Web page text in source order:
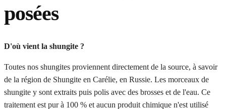
posées
D'où vient la shungite ?
Toutes nos shungites proviennent directement de la source, à savoir
de la région de Shungite en Carélie, en Russie. Les morceaux de
shungite y sont extraits puis polis avec des brosses et de l'eau. Ce
traitement est pur à 100 % et aucun produit chimique n'est utilisé